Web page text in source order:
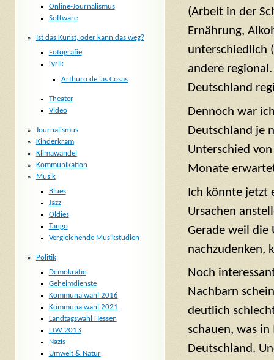
(Arbeit in der
Ernährung,
unterschiedlich
andere
Deutschland
Dennoch war
Deutschland je
Unterschied
Monate
Ich könnte jetzt
Ursachen
Gerade weil die
nachzudenken,
Noch
Nachbarn
deutlich
schauen, was
Deutschland.
Online-Journalismus
Software
Ist das Kunst, oder kann das weg?
Fotografie
Lyrik
Arthuro de las Cosas
Theater
Video
Journalismus
Kinderkram
Klimawandel
Kommunikation
Musik
Blues
Jazz
Oldies
Tango
Vergleichende Musikstudien
Politik
Demokratie
Geheimdienste
Kommunalwahl 2016
Kommunalwahl 2021
Landtagswahl Hessen
LTW 2013
Nazis
Umwelt & Natur